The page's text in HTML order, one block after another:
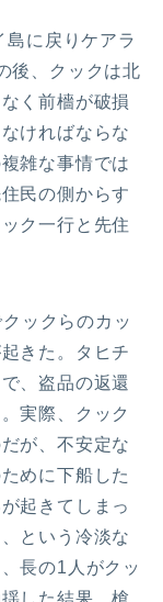
に戻りケアラ
後、クックは北
く前檣が破損
ければならな
雑な事情では
民の側からす
ク一行と先住
ックらのカッ
きた。タヒチ
、盗品の返還
実際、クック
が、不安定な
めに下船した
起きてしまっ
という冷淡な
長の1人がクッ